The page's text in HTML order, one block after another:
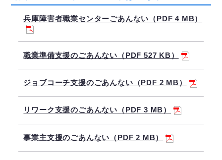
兵庫障害者職業センターごあんない（PDF 4 MB）
職業準備支援のごあんない（PDF 527 KB）
ジョブコーチ支援のごあんない（PDF 2 MB）
リワーク支援のごあんない（PDF 3 MB）
事業主支援のごあんない（PDF 2 MB）